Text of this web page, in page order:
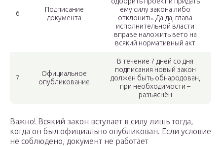
6
Подписание
документа
ему силу закона либо
отклонить. Да-да, глава
исполнительной власти
вправе наложить вето на
всякий нормативный акт
7
Официальное
опубликование
В течение 7 дней со дня
подписания новый закон
должен быть обнародован,
при необходимости –
разъяснён
Важно! Всякий закон вступает в силу лишь тогда,
когда он был официально опубликован. Если условие
не соблюдено, документ не работает